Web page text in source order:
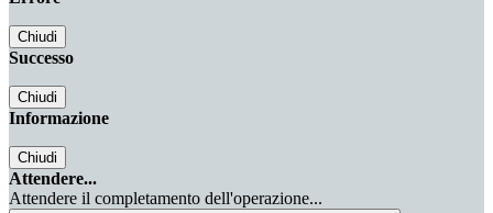
Chiudi
Successo
Chiudi
Informazione
Chiudi
Attendere...
Attendere il completamento dell'operazione...